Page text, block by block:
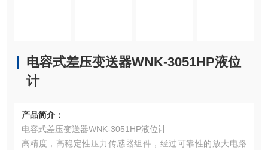
电容式差压变送器WNK-3051HP液位
计
产品简介：
电容式差压变送器WNK-3051HP液位计
高精度，高稳定性压力传感器组件，经过可靠性的放大电路